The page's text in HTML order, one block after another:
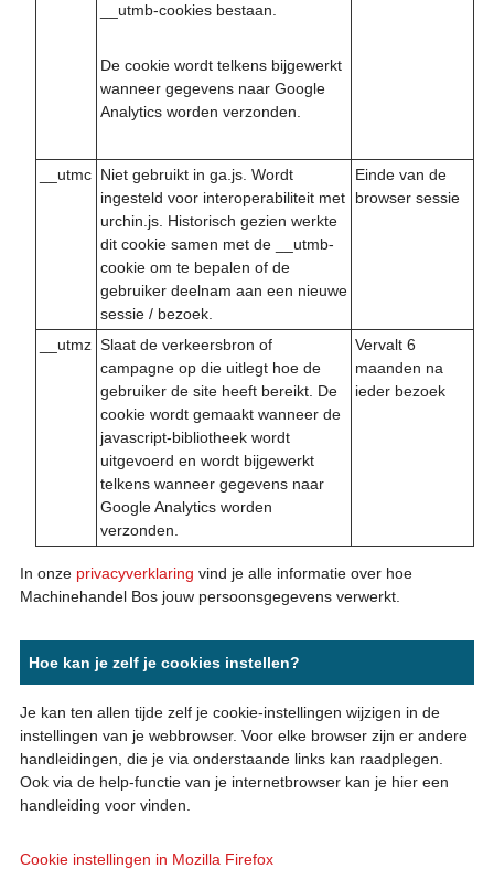
__utmb-cookies bestaan.
De cookie wordt telkens bijgewerkt
wanneer gegevens naar Google
Analytics worden verzonden.
__utmc Niet gebruikt in ga.js. Wordt
ingesteld voor interoperabiliteit met
urchin.js. Historisch gezien werkte
dit cookie samen met de __utmb-
cookie om te bepalen of de
gebruiker deelnam aan een nieuwe
sessie / bezoek.
Einde van de
browser sessie
__utmz Slaat de verkeersbron of
campagne op die uitlegt hoe de
gebruiker de site heeft bereikt. De
cookie wordt gemaakt wanneer de
javascript-bibliotheek wordt
uitgevoerd en wordt bijgewerkt
telkens wanneer gegevens naar
Google Analytics worden
verzonden.
Vervalt 6
maanden na
ieder bezoek
In onze privacyverklaring vind je alle informatie over hoe
Machinehandel Bos jouw persoonsgegevens verwerkt.
Hoe kan je zelf je cookies instellen?
Je kan ten allen tijde zelf je cookie-instellingen wijzigen in de
instellingen van je webbrowser. Voor elke browser zijn er andere
handleidingen, die je via onderstaande links kan raadplegen.
Ook via de help-functie van je internetbrowser kan je hier een
handleiding voor vinden.
Cookie instellingen in Mozilla Firefox